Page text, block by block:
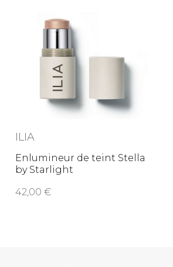
ILIA
Enlumineur de teint Stella
by Starlight
42,00